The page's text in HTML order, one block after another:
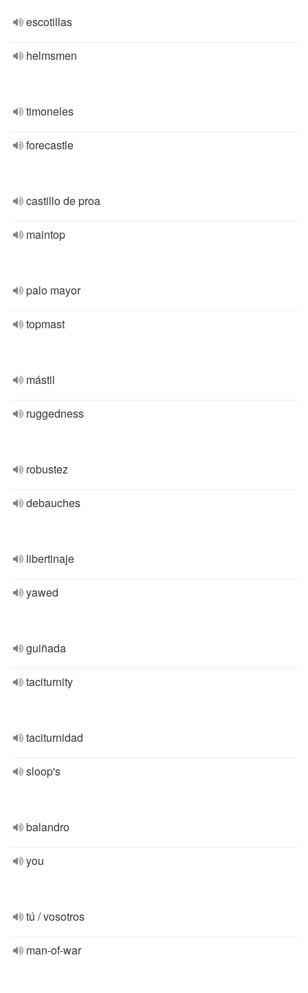
escotillas
helmsmen
timoneles
forecastle
castillo de proa
maintop
palo mayor
topmast
mástil
ruggedness
robustez
debauches
libertinaje
yawed
guiñada
taciturnity
taciturnidad
sloop's
balandro
you
tú / vosotros
man-of-war